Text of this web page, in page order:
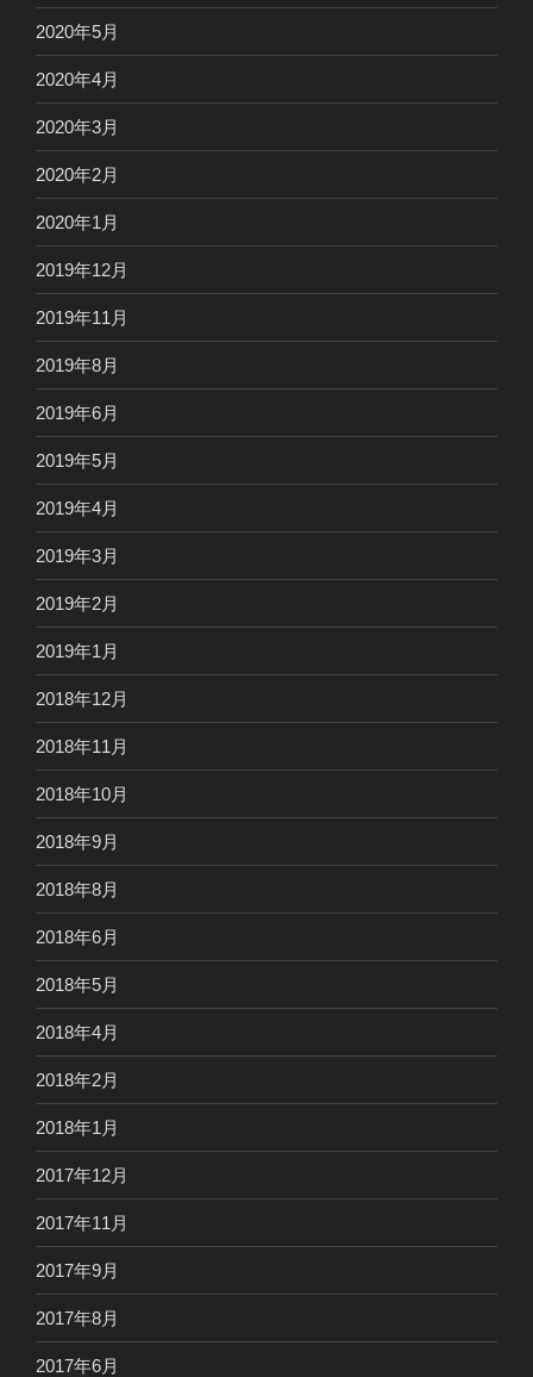
2020年5月
2020年4月
2020年3月
2020年2月
2020年1月
2019年12月
2019年11月
2019年8月
2019年6月
2019年5月
2019年4月
2019年3月
2019年2月
2019年1月
2018年12月
2018年11月
2018年10月
2018年9月
2018年8月
2018年6月
2018年5月
2018年4月
2018年2月
2018年1月
2017年12月
2017年11月
2017年9月
2017年8月
2017年6月